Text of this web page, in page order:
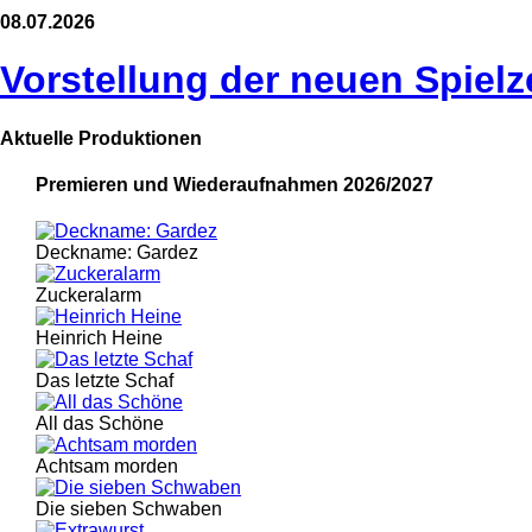
08.07.2026
Vorstellung der neuen
Aktuelle Produktionen
Premieren und Wiederaufnahmen 2026/2027
Deckname: Gardez
Zuckeralarm
Heinrich Heine
Das letzte Schaf
All das Schöne
Achtsam morden
Die sieben Schwaben